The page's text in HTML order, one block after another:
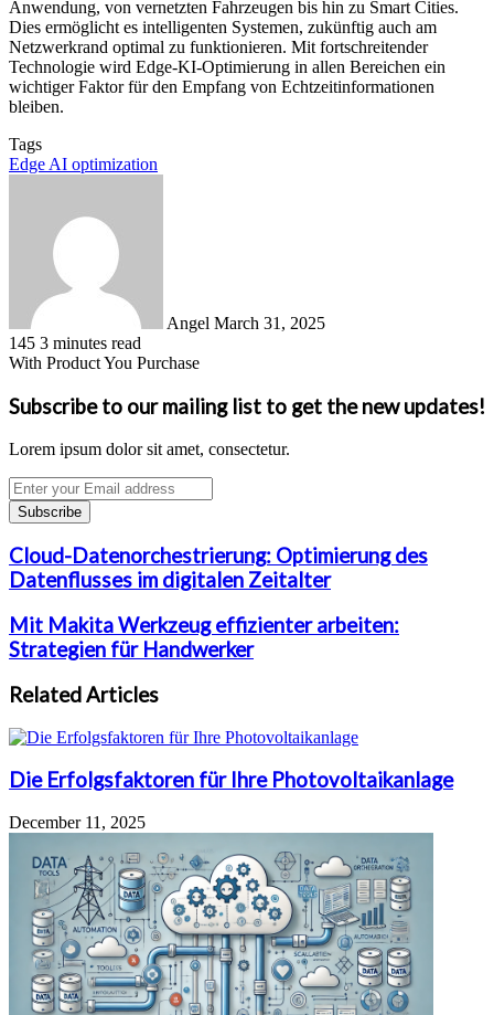
Anwendung, von vernetzten Fahrzeugen bis hin zu Smart Cities.
Dies ermöglicht es intelligenten Systemen, zukünftig auch am
Netzwerkrand optimal zu funktionieren. Mit fortschreitender
Technologie wird Edge-KI-Optimierung in allen Bereichen ein
wichtiger Faktor für den Empfang von Echtzeitinformationen
bleiben.
Tags
Edge AI optimization
Angel March 31, 2025
145 3 minutes read
With Product You Purchase
Subscribe to our mailing list to get the new updates!
Lorem ipsum dolor sit amet, consectetur.
Enter
your
Email
address
Cloud-
Datenorchestrierung:
Optimierung
des
Datenflusses
im
Zeitalter
Cloud-Datenorchestrierung: Optimierung des
Datenflusses im digitalen Zeitalter
Mit
Makita
Werkzeug
arbeiten:
für
Mit Makita Werkzeug effizienter arbeiten:
Strategien für Handwerker
Related Articles
Die Erfolgsfaktoren für Ihre Photovoltaikanlage
December 11, 2025